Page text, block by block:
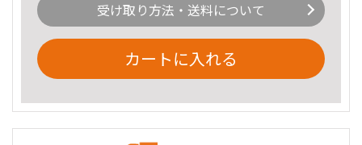
受け取り方法・送料について
カートに入れる